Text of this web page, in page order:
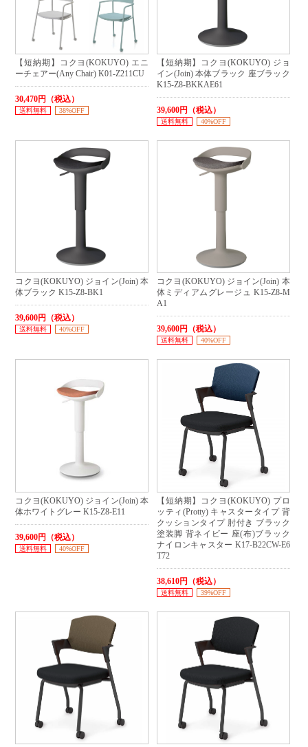
【短納期】コクヨ(KOKUYO) エニ
ーチェアー(Any Chair) K01-Z211CU
30,470円（税込）
送料無料 38%OFF
【短納期】コクヨ(KOKUYO) ジョ
イン(Join) 本体ブラック 座ブラック
K15-Z8-BKKAE61
39,600円（税込）
送料無料 40%OFF
コクヨ(KOKUYO) ジョイン(Join) 本
体ブラック K15-Z8-BK1
39,600円（税込）
送料無料 40%OFF
コクヨ(KOKUYO) ジョイン(Join) 本
体ミディアムグレージュ K15-Z8-M
A1
39,600円（税込）
送料無料 40%OFF
コクヨ(KOKUYO) ジョイン(Join) 本
体ホワイトグレー K15-Z8-E11
39,600円（税込）
送料無料 40%OFF
【短納期】コクヨ(KOKUYO) プロ
ッティ(Protty) キャスタータイプ 背
クッションタイプ 肘付き ブラック
塗装脚 背ネイビー 座(布)ブラック
ナイロンキャスター K17-B22CW-E6
T72
38,610円（税込）
送料無料 39%OFF